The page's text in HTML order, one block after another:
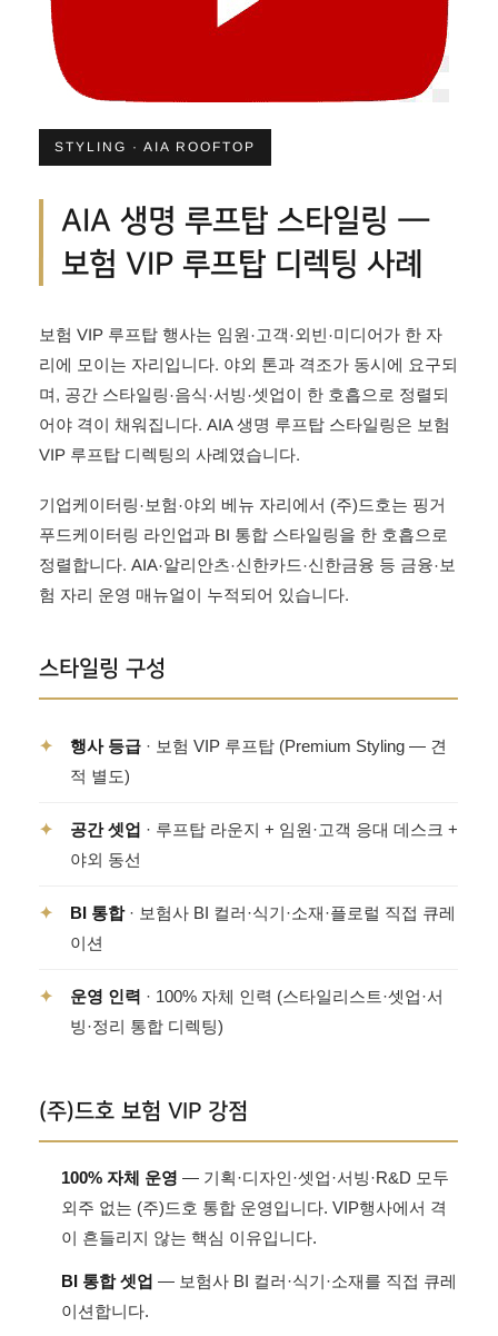
STYLING · AIA ROOFTOP
AIA 생명 루프탑 스타일링 —
보험 VIP 루프탑 디렉팅 사례
보험 VIP 루프탑 행사는 임원·고객·외빈·미디어가 한 자
리에 모이는 자리입니다. 야외 톤과 격조가 동시에 요구되
며, 공간 스타일링·음식·서빙·셋업이 한 호흡으로 정렬되
어야 격이 채워집니다. AIA 생명 루프탑 스타일링은 보험
VIP 루프탑 디렉팅의 사례였습니다.
기업케이터링·보험·야외 베뉴 자리에서 (주)드호는 핑거
푸드케이터링 라인업과 BI 통합 스타일링을 한 호흡으로
정렬합니다. AIA·알리안츠·신한카드·신한금융 등 금융·보
험 자리 운영 매뉴얼이 누적되어 있습니다.
스타일링 구성
✦ 행사 등급 · 보험 VIP 루프탑 (Premium Styling — 견
적 별도)
✦ 공간 셋업 · 루프탑 라운지 + 임원·고객 응대 데스크 +
야외 동선
✦ BI 통합· 보험사 BI 컬러·식기·소재·플로럴 직접 큐레
이션
✦ 운영 인력 · 100% 자체 인력 (스타일리스트·셋업·서
빙·정리 통합 디렉팅)
(주)드호 보험 VIP 강점
100% 자체 운영 — 기획·디자인·셋업·서빙·R&D 모두
외주 없는 (주)드호 통합 운영입니다. VIP행사에서 격
이 흔들리지 않는 핵심 이유입니다.
BI 통합 셋업 — 보험사 BI 컬러·식기·소재를 직접 큐레
이션합니다.